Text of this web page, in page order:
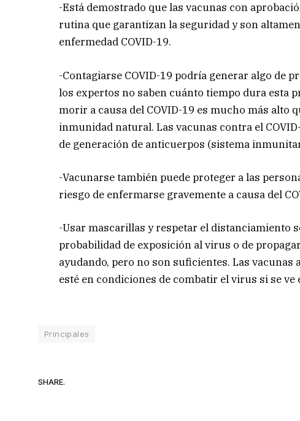
-Está demostrado que las vacunas con
rutina que garantizan la seguridad y son
enfermedad COVID-19.
-Contagiarse COVID-19 podría generar algo de
los expertos no saben cuánto tiempo dura esta
morir a causa del COVID-19 es mucho más alto
inmunidad natural. Las vacunas contra el
de generación de anticuerpos (sistema
-Vacunarse también puede proteger a las
riesgo de enfermarse gravemente a causa del
-Usar mascarillas y respetar el distanciamiento
probabilidad de exposición al virus o de
ayudando, pero no son suficientes. Las
esté en condiciones de combatir el virus si se ve
Principales
SHARE.